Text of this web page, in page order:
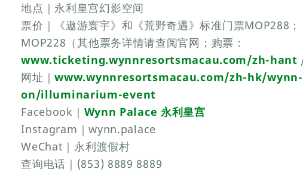
地点｜永利皇宫幻影空间
票价｜《遨游寰宇》和《荒野奇遇》标准门票MOP288
MOP228（其他票务详情请查阅官网；购票：
www.ticketing.wynnresortsmacau.com/zh-hant
网址｜www.wynnresortsmacau.com/zh-hk/
on/illuminarium-event
Facebook｜ Wynn Palace 永利皇宫
Instagram｜wynn.palace
WeChat｜永利渡假村
查询电话｜(853) 8889 8889